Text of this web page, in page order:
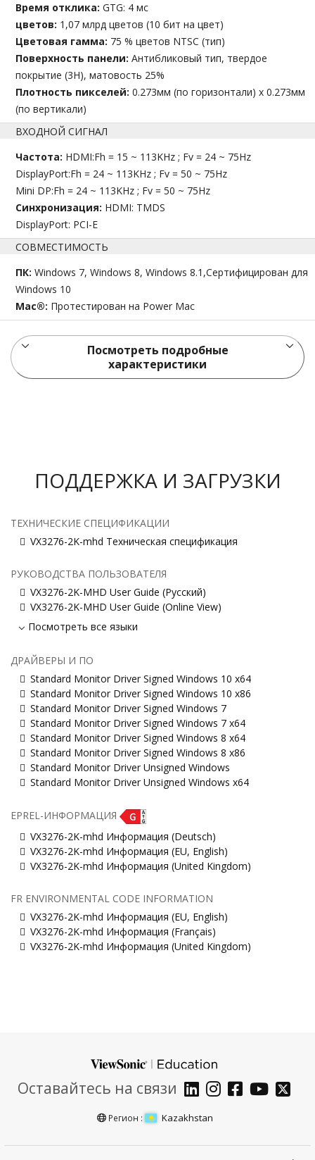
Время отклика:GTG: 4 мс
цветов: 1,07 млрд цветов (10 бит на цвет)
Цветовая гамма: 75 % цветов NTSC (тип)
Поверхность панели:Антибликовый тип, твердое
покрытие (3H), матовость 25%
Плотность пикселей:0.273мм (по горизонтали) x 0.273мм
(по вертикали)
ВХОДНОЙ СИГНАЛ
Частота: HDMI:Fh = 15 ~ 113KHz ; Fv = 24 ~ 75Hz
DisplayPort:Fh = 24 ~ 113KHz ; Fv = 50 ~ 75Hz
Mini DP:Fh = 24 ~ 113KHz ; Fv = 50 ~ 75Hz
Синхронизация: HDMI: TMDS
DisplayPort: PCI-E
СОВМЕСТИМОСТЬ
ПК:Windows 7, Windows 8, Windows 8.1,Сертифицирован для
Windows 10
Mac®: Протестирован на Power Mac
Посмотреть подробные
характеристики
ПОДДЕРЖКА И ЗАГРУЗКИ
ТЕХНИЧЕСКИЕ СПЕЦИФИКАЦИИ
VX3276-2K-mhd Техническая спецификация
РУКОВОДСТВА ПОЛЬЗОВАТЕЛЯ
VX3276-2K-MHD User Guide (Русский)
VX3276-2K-MHD User Guide (Online View)
Посмотреть все языки
ДРАЙВЕРЫ И ПО
Standard Monitor Driver Signed Windows 10 x64
Standard Monitor Driver Signed Windows 10 x86
Standard Monitor Driver Signed Windows 7
Standard Monitor Driver Signed Windows 7 x64
Standard Monitor Driver Signed Windows 8 x64
Standard Monitor Driver Signed Windows 8 x86
Standard Monitor Driver Unsigned Windows
Standard Monitor Driver Unsigned Windows x64
EPREL-ИНФОРМАЦИЯ
VX3276-2K-mhd Информация (Deutsch)
VX3276-2K-mhd Информация (EU, English)
VX3276-2K-mhd Информация (United Kingdom)
FR ENVIRONMENTAL CODE INFORMATION
VX3276-2K-mhd Информация (EU, English)
VX3276-2K-mhd Информация (Français)
VX3276-2K-mhd Информация (United Kingdom)
Оставайтесь на связи
Регион : Kazakhstan